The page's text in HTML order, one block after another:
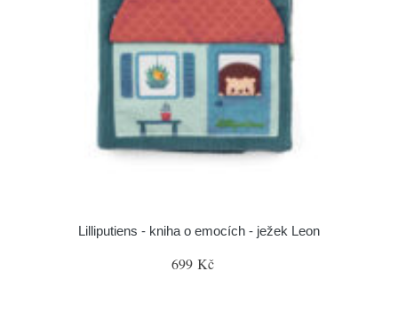
Lilliputiens - kniha o emocích - ježek Leon
699 Kč